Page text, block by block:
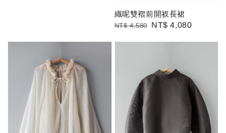
織呢雙褶前開衩長裙
Regular
NT$ 4,580
Sale
NT$ 4,080